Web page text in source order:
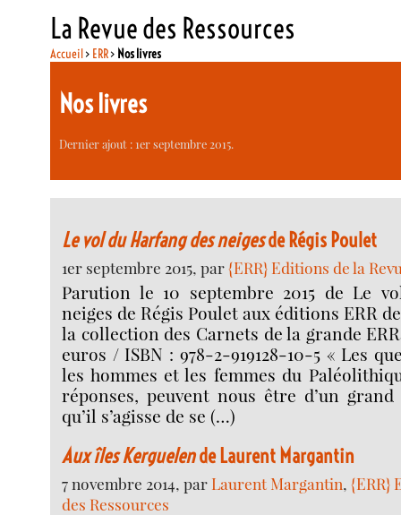
La Revue des Ressources
Accueil> ERR> Nos livres
Nos livres
Dernier ajout : 1er septembre 2015.
Le vol du Harfang des neigesde Régis Poulet
1er septembre 2015, par{ERR} Editions de la
Parution le 10 septembre 2015 de Le
neiges de Régis Poulet aux éditions ERR
la collection des Carnets de la grande
euros / ISBN : 978-2-919128-10-5 « Les
les hommes et les femmes du
réponses, peuvent nous être d’un
qu’il s’agisse de se (…)
Aux îles Kerguelende Laurent Margantin
7 novembre 2014, parLaurent Margantin,{ERR}
des Ressources